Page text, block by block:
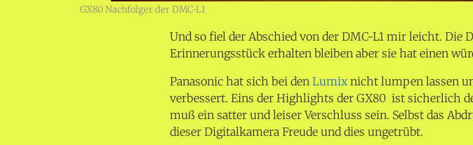
GX80 Nachfolger der DMC-L1
Und so fiel der Abschied von der DMC-L1 mir leicht. Die
Erinnerungsstück erhalten bleiben aber sie hat einen
Panasonic hat sich bei denLumix nicht lumpen lassen
verbessert. Eins der Highlights der GX80 ist sicherlich
muß ein satter und leiser Verschluss sein. Selbst das
dieser Digitalkamera Freude und dies ungetrübt.